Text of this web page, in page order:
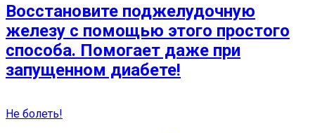
Восстановите поджелудочную
железу с помощью этого простого
способа. Помогает даже при
запущенном диабете!
Не болеть!